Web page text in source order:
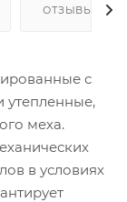
ОТЗЫВЫ
с
утепленные,
меха.
в условиях